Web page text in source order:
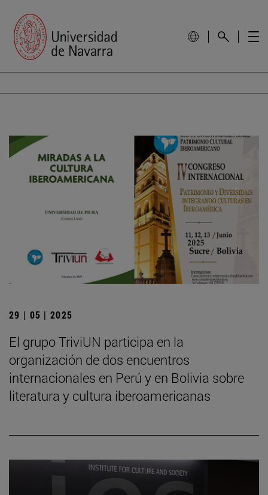
29 | 05 | 2025
El grupo TriviUN participa en la
organización de dos encuentros
internacionales en Perú y en Bolivia sobre
literatura y cultura iberoamericanas